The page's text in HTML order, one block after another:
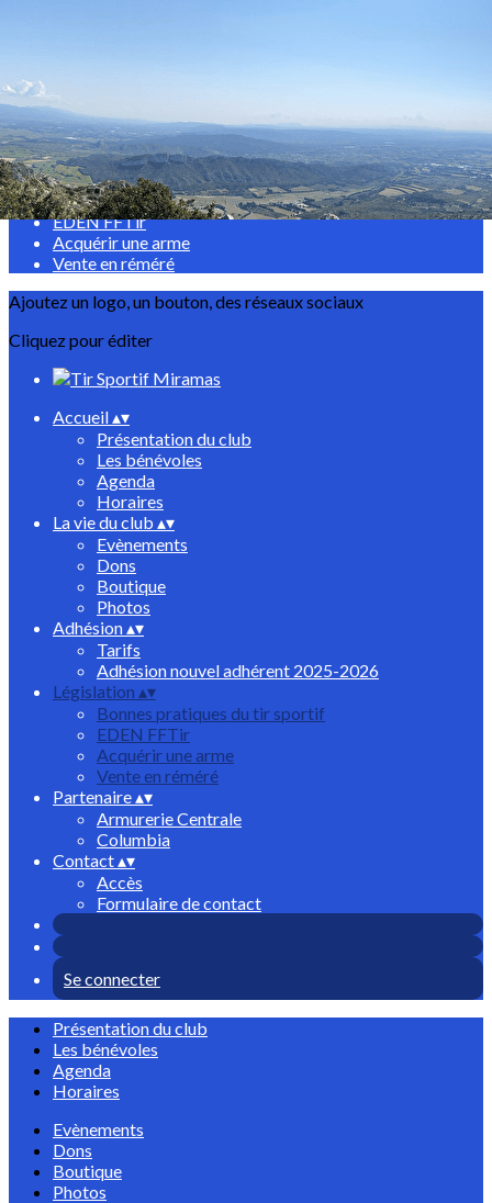
Menu
<
>
Bonnes pratiques du tir sportif
EDEN FFTir
Acquérir une arme
Vente en réméré
Ajoutez un logo, un bouton, des réseaux sociaux
Cliquez pour éditer
Accueil▴▾
Présentation du club
Les bénévoles
Agenda
Horaires
La vie du club ▴▾
Evènements
Dons
Boutique
Photos
Adhésion▴▾
Tarifs
Adhésion nouvel adhérent 2025-2026
Législation ▴▾
Bonnes pratiques du tir sportif
EDEN FFTir
Acquérir une arme
Vente en réméré
Partenaire▴▾
Armurerie Centrale
Columbia
Contact▴▾
Accès
Formulaire de contact
Se connecter
Présentation du club
Les bénévoles
Agenda
Horaires
Evènements
Dons
Boutique
Photos